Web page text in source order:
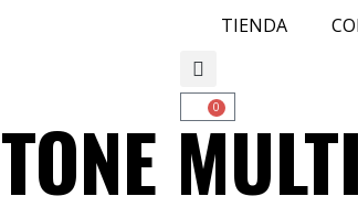
TIENDA
0